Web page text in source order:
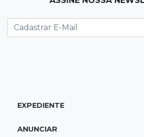
Ponta Porã inicia regularização
comerciais na linha
Clássico carioca é destaque na
EXPEDIENTE
ANUNCIAR